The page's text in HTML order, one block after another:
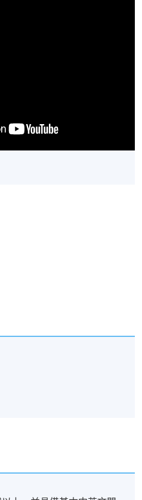
K-9 Club的專業訓犬師証
利時CanineSquad 訓犬師証